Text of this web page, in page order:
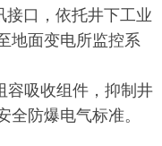
接口，依托井下工业
地面变电所监控系
容吸收组件，抑制井
防爆电气标准。